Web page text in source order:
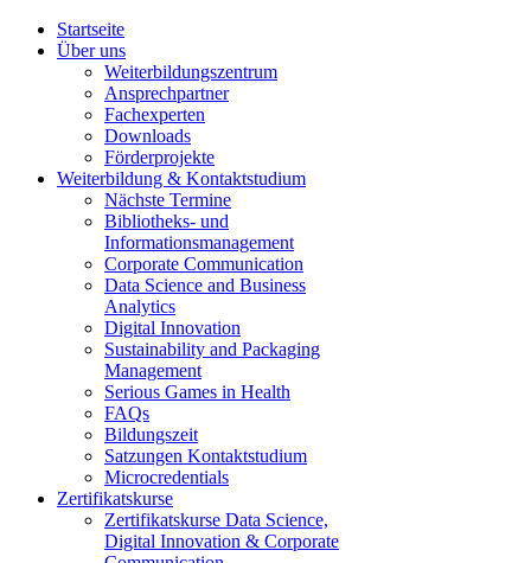
Startseite
Über uns
Weiterbildungszentrum
Ansprechpartner
Fachexperten
Downloads
Förderprojekte
Weiterbildung & Kontaktstudium
Nächste Termine
Bibliotheks- und
Informationsmanagement
Corporate Communication
Data Science and Business
Analytics
Digital Innovation
Sustainability and Packaging
Management
Serious Games in Health
FAQs
Bildungszeit
Satzungen Kontaktstudium
Microcredentials
Zertifikatskurse
Zertifikatskurse Data Science,
Digital Innovation & Corporate